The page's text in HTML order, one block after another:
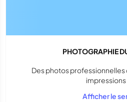
PHOTOGRAPHIE
Des photos professionnelles
impressions
Afficher le